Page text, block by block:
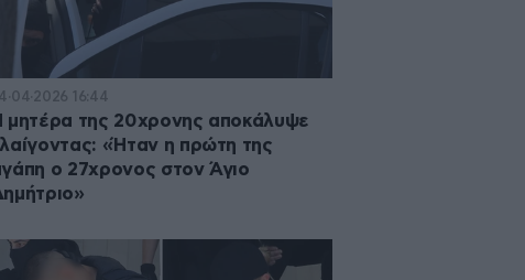
16:44
μητέρα της 20χρονης αποκάλυψε
«Ήταν η πρώτη της
ο 27χρονος στον Άγιο